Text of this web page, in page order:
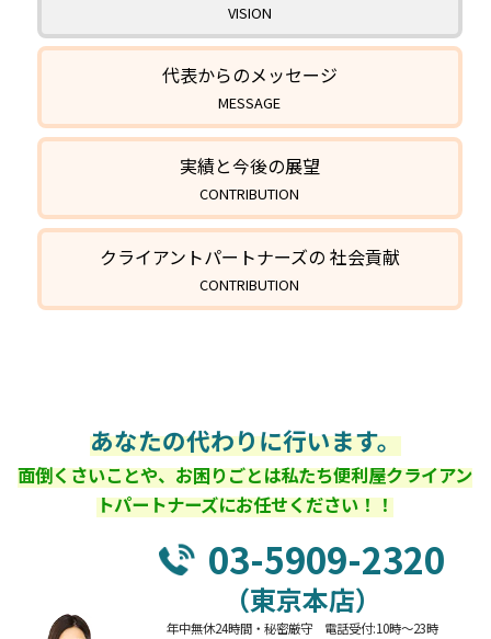
VISION
代表からのメッセージ
MESSAGE
実績と今後の展望
CONTRIBUTION
クライアントパートナーズの 社会貢献
CONTRIBUTION
あなたの代わりに行います。
面倒くさいことや、お困りごとは私たち便利屋クライアン
トパートナーズにお任せください！！
03-5909-2320
（東京本店）
年中無休24時間・秘密厳守 電話受付:10時～23時